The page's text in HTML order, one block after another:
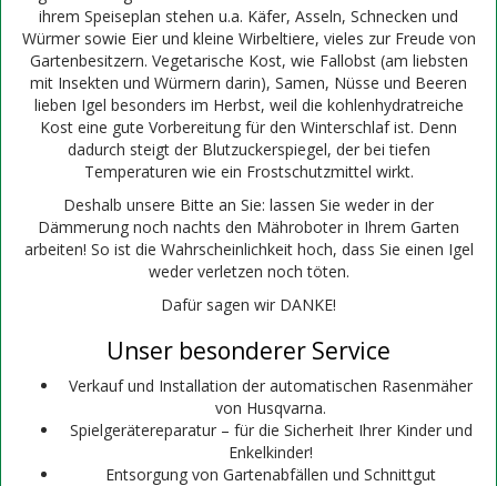
ihrem Speiseplan stehen u.a. Käfer, Asseln, Schnecken und
Würmer sowie Eier und kleine Wirbeltiere, vieles zur Freude von
Gartenbesitzern. Vegetarische Kost, wie Fallobst (am liebsten
mit Insekten und Würmern darin), Samen, Nüsse und Beeren
lieben Igel besonders im Herbst, weil die kohlenhydratreiche
Kost eine gute Vorbereitung für den Winterschlaf ist. Denn
dadurch steigt der Blutzuckerspiegel, der bei tiefen
Temperaturen wie ein Frostschutzmittel wirkt.
Deshalb unsere Bitte an Sie: lassen Sie weder in der
Dämmerung noch nachts den Mähroboter in Ihrem Garten
arbeiten! So ist die Wahrscheinlichkeit hoch, dass Sie einen Igel
weder verletzen noch töten.
Dafür sagen wir DANKE!
Unser besonderer Service
Verkauf und Installation der automatischen Rasenmäher
von Husqvarna.
Spielgerätereparatur – für die Sicherheit Ihrer Kinder und
Enkelkinder!
Entsorgung von Gartenabfällen und Schnittgut